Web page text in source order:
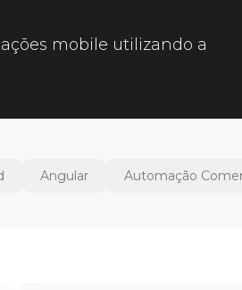
mobile utilizando a
Angular Automação